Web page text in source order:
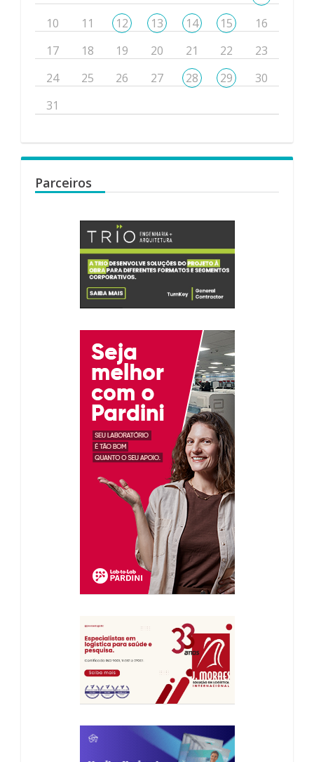
10
11 12 13 14 15
16
17
18 19 20 21 22
23
24
25 26 27 28 29
30
31
Parceiros